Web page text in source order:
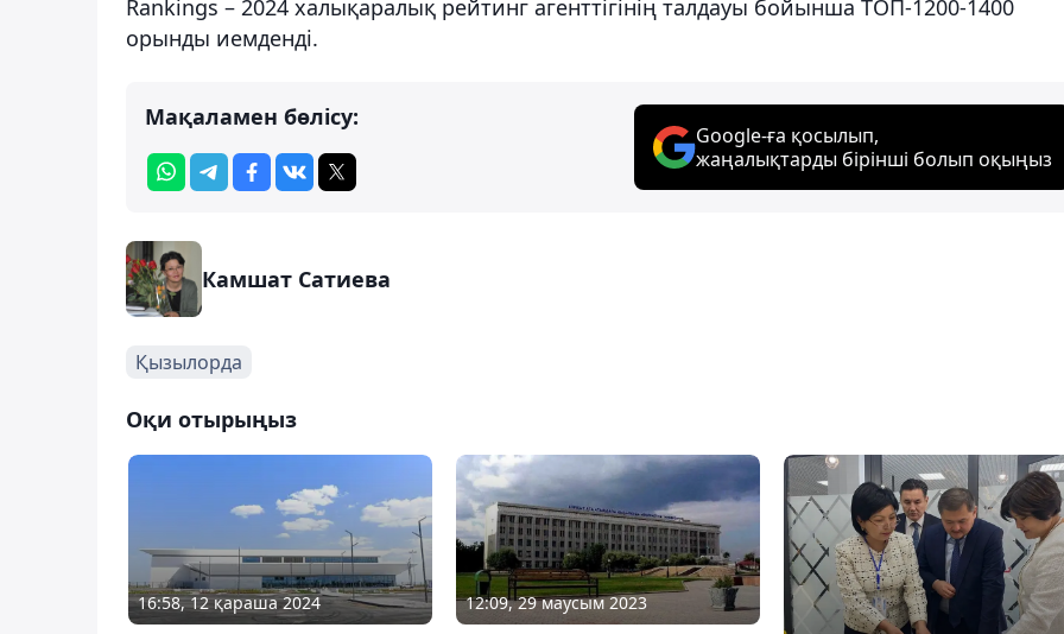
Rankings – 2024 халықаралық рейтинг агенттігінің талдауы бойынша ТОП-1200-1400
орынды иемденді.
Мақаламен бөлісу:
Google-ға қосылып,
жаңалықтарды бірінші болып оқыңыз
Камшат Сатиева
Қызылорда
Оқи отырыңыз
16:58, 12 қараша 2024 12:09, 29 маусым 2023